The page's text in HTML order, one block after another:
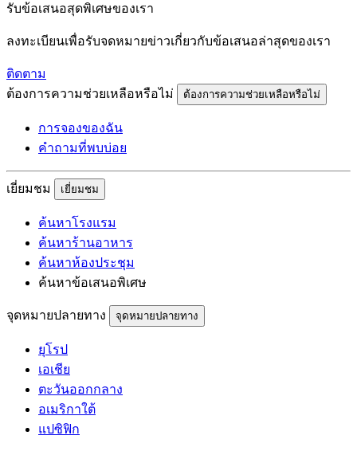
รับข้อเสนอสุดพิเศษของเรา
ลงทะเบียนเพื่อรับจดหมายข่าวเกี่ยวกับข้อเสนอล่าสุดของเรา
ติดตาม
ต้องการความช่วยเหลือหรือไม่
ต้องการความช่วยเหลือหรือไม่
การจองของฉัน
คำถามที่พบบ่อย
เยี่ยมชม เยี่ยมชม
ค้นหาโรงแรม
ค้นหาร้านอาหาร
ค้นหาห้องประชุม
ค้นหาข้อเสนอพิเศษ
จุดหมายปลายทาง จุดหมายปลายทาง
ยุโรป
เอเชีย
ตะวันออกกลาง
อเมริกาใต้
แปซิฟิก